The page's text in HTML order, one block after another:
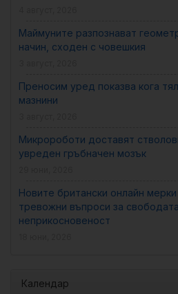
Маймуните разпознават
начин, сходен с човешкия
Преносим уред показва кога
мазнини
Микророботи доставят
увреден гръбначен мозък
Новите британски онлайн
тревожни въпроси за
неприкосновеност
Календар